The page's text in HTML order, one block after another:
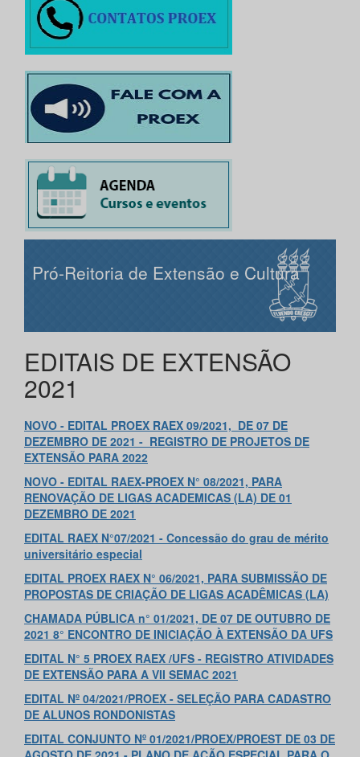
Pró-Reitoria de Extensão e Cultura
EDITAIS DE EXTENSÃO
2021
NOVO - EDITAL PROEX RAEX 09/2021, DE 07 DE
DEZEMBRO DE 2021 - REGISTRO DE PROJETOS DE
EXTENSÃO PARA 2022
NOVO - EDITAL RAEX-PROEX N° 08/2021, PARA
RENOVAÇÃO DE LIGAS ACADEMICAS (LA) DE 01
DEZEMBRO DE 2021
EDITAL RAEX N°07/2021 - Concessão do grau de mérito
universitário especial
EDITAL PROEX RAEX N° 06/2021, PARA SUBMISSÃO DE
PROPOSTAS DE CRIAÇÃO DE LIGAS ACADÊMICAS (LA)
CHAMADA PÚBLICA n° 01/2021, DE 07 DE OUTUBRO DE
2021 8° ENCONTRO DE INICIAÇÃO À EXTENSÃO DA UFS
EDITAL N° 5 PROEX RAEX /UFS - REGISTRO ATIVIDADES
DE EXTENSÃO PARA A VII SEMAC 2021
EDITAL Nº 04/2021/PROEX - SELEÇÃO PARA CADASTRO
DE ALUNOS RONDONISTAS
EDITAL CONJUNTO Nº 01/2021/PROEX/PROEST DE 03 DE